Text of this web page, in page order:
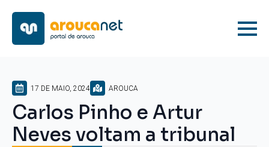
17 DE MAIO, 2024 AROUCA
Carlos Pinho e Artur
Neves voltam a tribunal